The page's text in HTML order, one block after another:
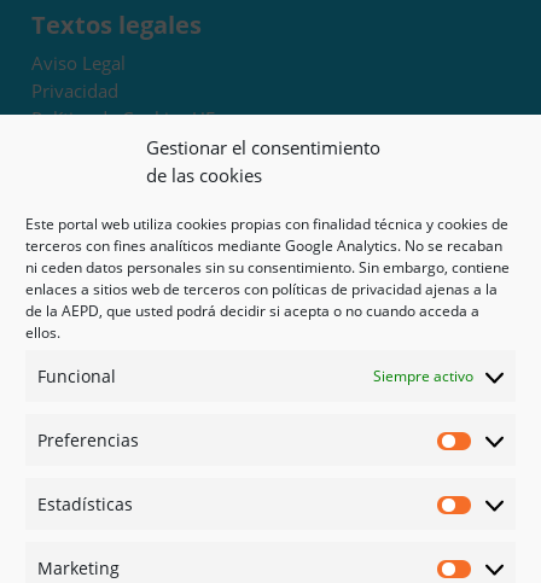
Gestionar el consentimiento
de las cookies
Este portal web utiliza cookies propias con finalidad técnica y cookies de
terceros con fines analíticos mediante Google Analytics. No se recaban
ni ceden datos personales sin su consentimiento. Sin embargo, contiene
enlaces a sitios web de terceros con políticas de privacidad ajenas a la
de la AEPD, que usted podrá decidir si acepta o no cuando acceda a
ellos.
Funcional Siempre activo
Preferencias
Estadísticas
Marketing
Textos legales
Aviso Legal
Privacidad
Política de Cookies UE
Términos y condiciones
Exoneración de responsabilidad
Mapa del sitio
Mi cuenta
Tienda
Psicología en Murcia
Guías
Redes sociales
Instagram
Linked in